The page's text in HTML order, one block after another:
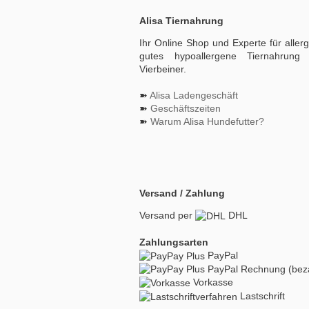
Alisa Tiernahrung
Ihr Online Shop und Experte für
gutes hypoallergene
Vierbeiner.
➽ Alisa Ladengeschäft
➽ Geschäftszeiten
➽ Warum Alisa Hundefutter?
Versand / Zahlung
Versand per
DHL
Zahlungsarten
PayPal
PayPal Rechnung
Vorkasse
Lastschrift